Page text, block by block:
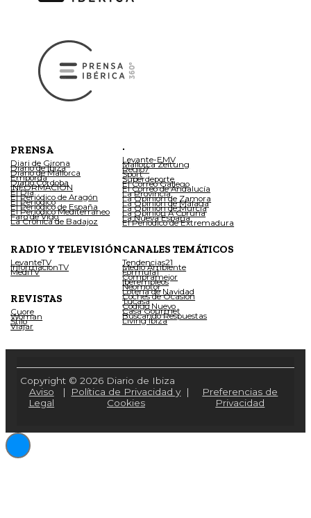
PRENSA
Diari de Girona
Diario de Ibiza
Diario de Mallorca
Empordà
Diario Córdoba
INFORMACIÓN
El Día
El Periódico de Aragón
El Periódico
El Periódico de España
El Periódico Mediterráneo
Faro de Vigo
La Crónica de Badajoz
.
Levante-EMV
Mallorca Zeitung
Regio7
Sport
Superdeporte
El Correo Gallego
El Correo de Andalucía
La Provincia
La Opinión de Zamora
La Opinión de Málaga
La Opinión de Murcia
La Opinión A Coruña
La Nueva España
El Periódico de Extremadura
RADIO Y TELEVISIÓN
LevanteTV
InformacionTV
MediTV
REVISTAS
Cuore
Woman
Stilo
Viajar
CANALES TEMÁTICOS
Tendencias21
Medio Ambiente
Fórmula1
Compramejor
Iberempleos
Neomotor
Lotería de Navidad
Coches de Ocasión
Tucasa
Código Nuevo
Casa Gourmet
Buscando Respuestas
Living Ibiza
Copyright © 2026 Diario de Ibiza
Aviso
Legal
|
Política de Privacidad y
Cookies
|
Preferencias de
Privacidad